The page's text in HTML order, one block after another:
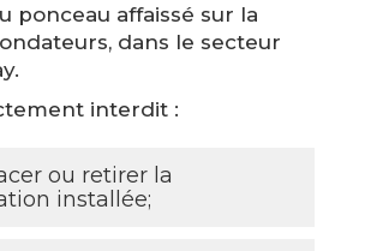
ponceau affaissé sur la
dans le secteur
interdit :
ou retirer la
installée;